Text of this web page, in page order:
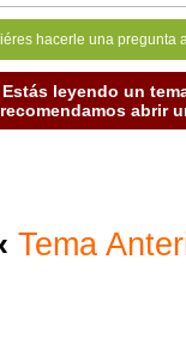
hacerle una
leyendo un
recomendamos abrir
Tema